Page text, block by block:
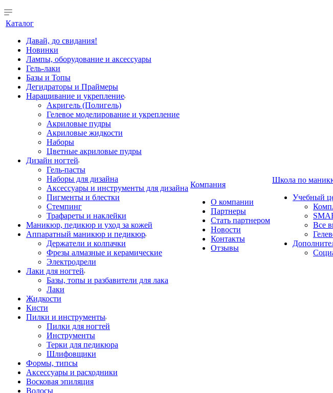
Каталог
Давай, до свидания!
Новинки
Лампы, оборудование и аксессуары
Гель-лаки
Базы и Топы
Дегидраторы и Праймеры
Наращивание и укрепление
Акригель (Полигель)
Гелевое моделирование и укрепление
Акриловые пудры
Акриловые жидкости
Наборы
Цветные акриловые пудры
Дизайн ногтей
Гель-пасты
Наборы для дизайна
Аксессуары и инструменты для дизайна
Пигменты и блестки
Стемпинг
Трафареты и наклейки
Маникюр, педикюр и уход за кожей
Аппаратный маникюр и педикюр
Держатели и колпачки
Фрезы алмазные и керамические
Электродрели
Лаки для ногтей
Базы, топы и разбавители для лака
Лаки
Жидкости
Кисти
Пилки и инструменты
Пилки для ногтей
Инструменты
Терки для педикюра
Шлифовщики
Формы, типсы
Аксессуары и расходники
Восковая эпиляция
Волосы
Компания
О компании
Партнеры
Стать партнером
Новости
Контакты
Отзывы
Школа по
Учебный
Все